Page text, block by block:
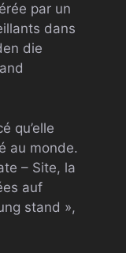
par un
dans
die
qu’elle
au monde.
– Site, la
auf
stand »,